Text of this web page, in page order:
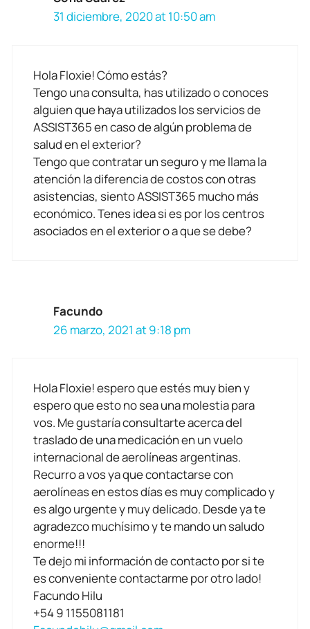
31 diciembre, 2020 at 10:50 am
Hola Floxie! Cómo estás?
Tengo una consulta, has utilizado o conoces
alguien que haya utilizados los servicios de
ASSIST365 en caso de algún problema de
salud en el exterior?
Tengo que contratar un seguro y me llama la
atención la diferencia de costos con otras
asistencias, siento ASSIST365 mucho más
económico. Tenes idea si es por los centros
asociados en el exterior o a que se debe?
Facundo
26 marzo, 2021 at 9:18 pm
Hola Floxie! espero que estés muy bien y
espero que esto no sea una molestia para
vos. Me gustaría consultarte acerca del
traslado de una medicación en un vuelo
internacional de aerolíneas argentinas.
Recurro a vos ya que contactarse con
aerolíneas en estos días es muy complicado y
es algo urgente y muy delicado. Desde ya te
agradezco muchísimo y te mando un saludo
enorme!!!
Te dejo mi información de contacto por si te
es conveniente contactarme por otro lado!
Facundo Hilu
+54 9 1155081181